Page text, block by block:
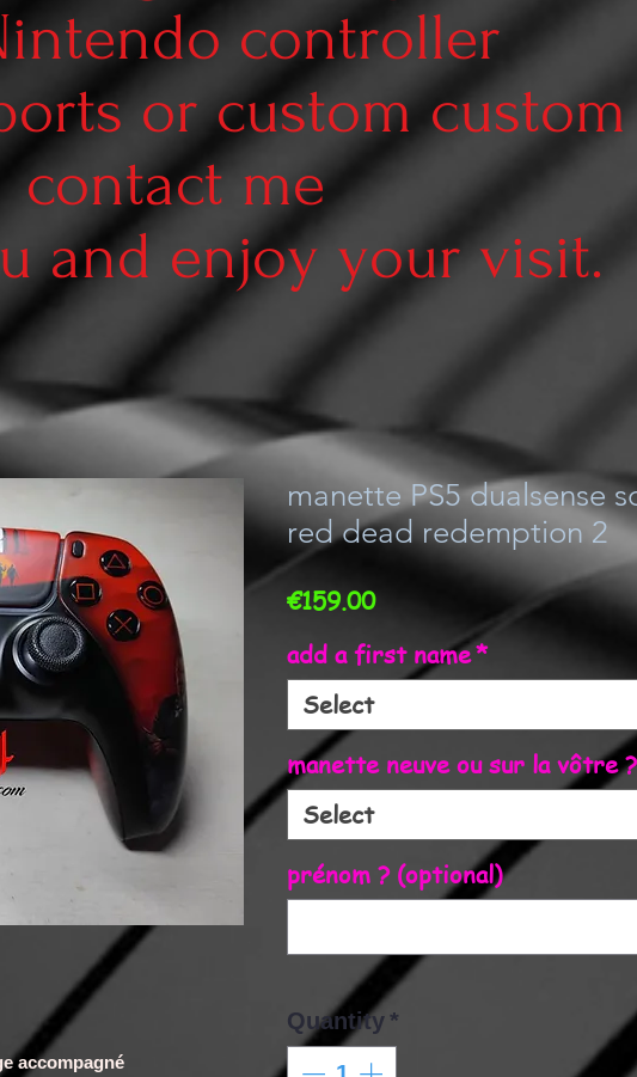
controller
or custom custom
contact me
and enjoy your visit.
accompagné
manette PS5 dualsense
red dead redemption 2
€159.00Price
add a first name*
Select
manette neuve ou sur la vôtre ?
Select
prénom ? (optional)
Quantity*